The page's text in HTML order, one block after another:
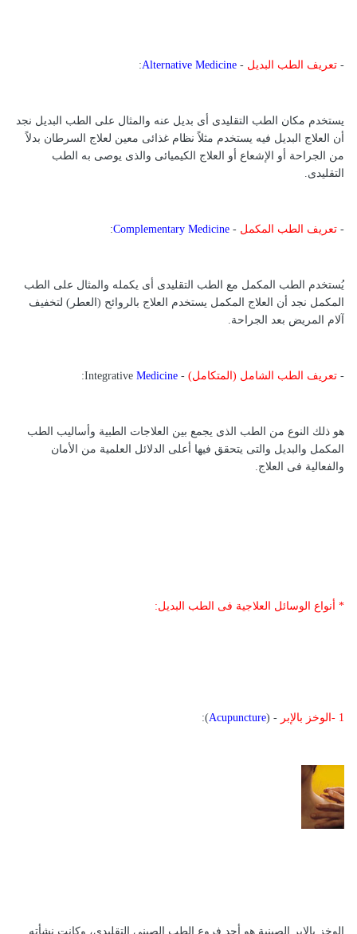
-تعريف الطب البديل -
Alternative Medicine
:
يستخدم مكان الطب التقليدى أى بديل عنه والمثال على الطب البديل نجد
أن العلاج البديل فيه يستخدم مثلاً نظام غذائى معين لعلاج السرطان بدلاً
من الجراحة أو الإشعاع أو العلاج الكيميائى والذى يوصى به الطب
التقليدى.
-تعريف الطب المكمل -
Complementary Medicine
:
يُستخدم الطب المكمل مع الطب التقليدى أى يكمله والمثال على الطب
المكمل نجد أن العلاج المكمل يستخدم العلاج بالروائح (العطر) لتخفيف
آلام المريض بعد الجراحة.
-تعريف الطب الشامل (المتكامل)- Integrative
Medicine
:
هو ذلك النوع من الطب الذى يجمع بين العلاجات الطبية وأساليب الطب
المكمل والبديل والتى يتحقق فيها أعلى الدلائل العلمية من الأمان
والفعالية فى العلاج.
* أنواع الوسائل العلاجية فى الطب البديل:
- (
Acupuncture
):
الوخز بالإبر الصينية هو أحد فروع الطب الصينى التقليدى، وكانت نشأته